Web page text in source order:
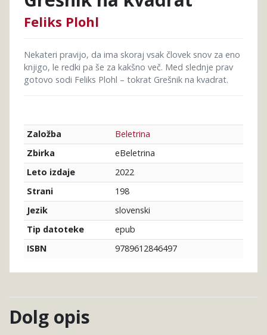
Feliks Plohl
Nekateri pravijo, da ima skoraj vsak človek snov za eno
knjigo, le redki pa še za kakšno več. Med slednje prav
gotovo sodi Feliks Plohl – tokrat Grešnik na kvadrat.
Založba
Beletrina
Zbirka
eBeletrina
Leto izdaje
2022
Strani
198
Jezik
slovenski
Tip datoteke
epub
ISBN
9789612846497
Dolg opis